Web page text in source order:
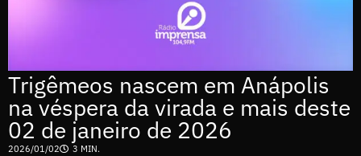
Trigêmeos nascem em Anápolis
na véspera da virada e mais deste
02 de janeiro de 2026
2026/01/02 3 MIN.